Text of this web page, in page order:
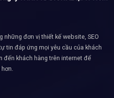
đơn vị thiết kế website, SEO
tin đáp ứng mọi yêu cầu của khách
đến khách hàng trên internet để